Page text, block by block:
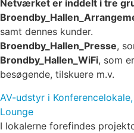
Netværket er inddelt i tre
samt dennes kunder.
Broendby_Hallen_Presse,
Brondby_Hallen_WiFi, som
besøgende, tilskuere m.v.
AV-udstyr i
Lounge
I lokalerne forefindes